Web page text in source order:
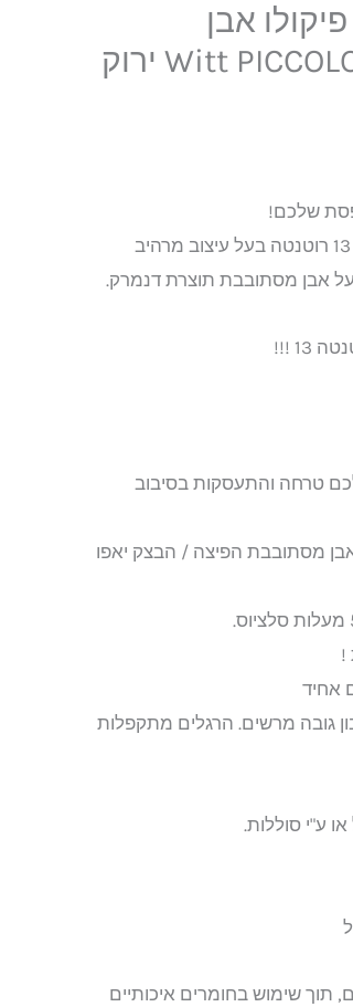
אבן
מסתובבת Witt PICCOLO ROTANTE 13 ירוק
כמו אחיו הגדול (וויט 16 רוטנטה ) גם הפיקולו 13 רוטנטה בעל עיצוב מרהיב
בעל אבן מסתובבת תוצרת דנמרק.
!!!
טרחה והתעסקות בסיבוב
מסתובבת הפיצה / הבצק יאפו
גובה מרשים. הרגלים מתקפלות
ע"י סוללות.
תוך שימוש בחומרים איכותיים